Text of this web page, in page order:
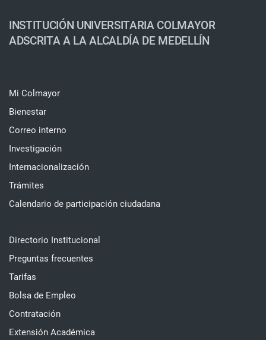
INSTITUCIÓN UNIVERSITARIA COLMAYOR
ADSCRITA A LA ALCALDÍA DE MEDELLÍN
Mi Colmayor
Bienestar
Correo interno
Investigación
Internacionalización
Trámites
Calendario de participación ciudadana
Directorio Institucional
Preguntas frecuentes
Tarifas
Bolsa de Empleo
Contratación
Extensión Académica